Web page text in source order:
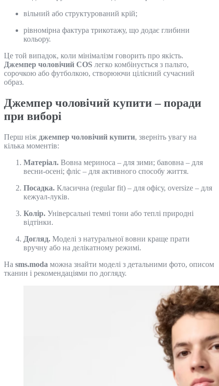
вільний або структурований крій;
рівномірна фактура трикотажу, що додає глибини
кольору.
Це той випадок, коли мінімалізм говорить про якість.
Джемпер чоловічий COS легко комбінується з пальто,
сорочкою або футболкою, створюючи цілісний сучасний
образ.
Джемпер чоловічий купити – поради
при виборі
Перш ніж джемпер чоловічий купити, зверніть увагу на
кілька моментів:
Матеріал. Вовна мериноса – для зими; бавовна – для
весни-осені; фліс – для активного способу життя.
Посадка. Класична (regular fit) – для офісу, oversize – для
кежуал-луків.
Колір. Універсальні темні тони або теплі природні
відтінки.
Догляд. Моделі з натуральної вовни краще прати
вручну або на делікатному режимі.
На sms.moda можна знайти моделі з детальними фото, описом
тканин і рекомендаціями по догляду.